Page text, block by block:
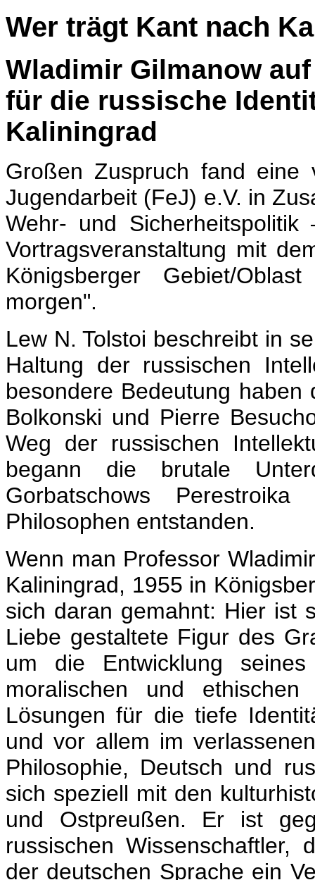
Wer trägt Kant nach
Wladimir Gilmanow
für die russische
Kaliningrad
Großen Zuspruch fand eine
Jugendarbeit (FeJ) e.V. in
Wehr- und
Vortragsveranstaltung mit
Königsberger Gebiet/
morgen".
Lew N. Tolstoi beschreibt in
Haltung der russischen
besondere Bedeutung
Bolkonski und Pierre
Weg der russischen
begann die brutale
Gorbatschows
Philosophen entstanden.
Wenn man Professor
Kaliningrad, 1955 in
sich daran gemahnt: Hier ist
Liebe gestaltete Figur des
um die Entwicklung
moralischen und
Lösungen für die tiefe
und vor allem im
Philosophie, Deutsch und
sich speziell mit den
und Ostpreußen. Er ist
russischen Wissenschaftler,
der deutschen Sprache ein